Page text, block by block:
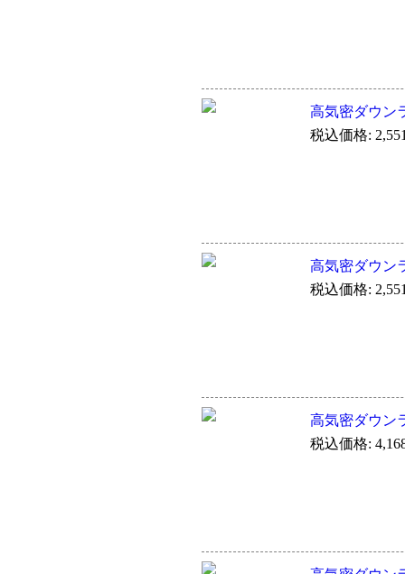
高気密ダウン
税込価格:
高気密ダウン
税込価格:
高気密ダウン
税込価格: